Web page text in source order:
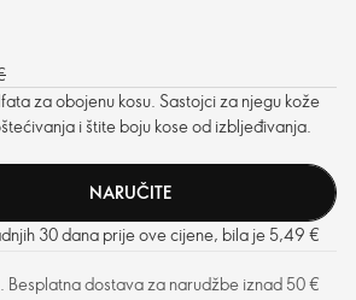
za obojenu kosu. Sastojci za njegu kože
i štite boju kose od izbljeđivanja.
NARUČITE
30 dana prije ove cijene, bila je 5,49 €
Besplatna dostava za narudžbe iznad 50 €